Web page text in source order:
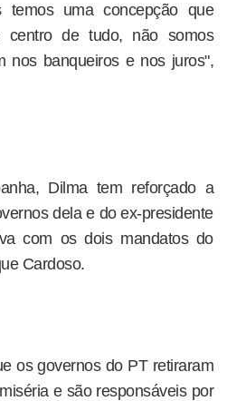
temos uma concepção que
centro de tudo, não somos
nos banqueiros e nos juros",
Dilma tem reforçado a
dela e do ex-presidente
com os dois mandatos do
Cardoso.
os governos do PT retiraram
e são responsáveis por